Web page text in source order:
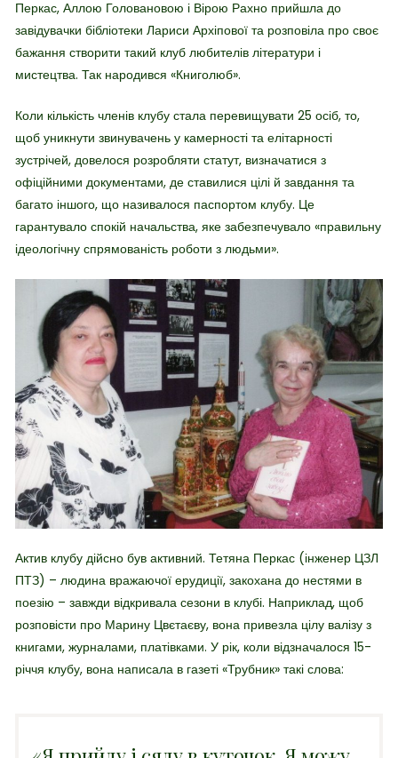
Перкас, Аллою Головановою і Вірою Рахно прийшла до
завідувачки бібліотеки Лариси Архіпової та розповіла про своє
бажання створити такий клуб любителів літератури і
мистецтва. Так народився «Книголюб».
Коли кількість членів клубу стала перевищувати 25 осіб, то,
щоб уникнути звинувачень у камерності та елітарності
зустрічей, довелося розробляти статут, визначатися з
офіційними документами, де ставилися цілі й завдання та
багато іншого, що називалося паспортом клубу. Це
гарантувало спокій начальства, яке забезпечувало «правильну
ідеологічну спрямованість роботи з людьми».
Актив клубу дійсно був активний. Тетяна Перкас (інженер ЦЗЛ
ПТЗ) – людина вражаючої ерудиції, закохана до нестями в
поезію – завжди відкривала сезони в клубі. Наприклад, щоб
розповісти про Марину Цвєтаєву, вона привезла цілу валізу з
книгами, журналами, платівками. У рік, коли відзначалося 15-
річчя клубу, вона написала в газеті «Трубник» такі слова: